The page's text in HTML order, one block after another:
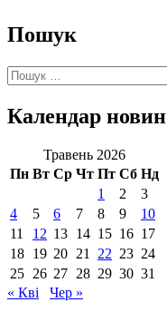
Пошук
Пошук:
Календар новин
Травень 2026
Пн Вт Ср Чт Пт Сб Нд
1
2
3
4
5 6 7 8 9
10
11
12 13 14 15 16 17
18 19 20 21 22 23 24
25 26 27 28 29 30 31
« Кві
Чер »